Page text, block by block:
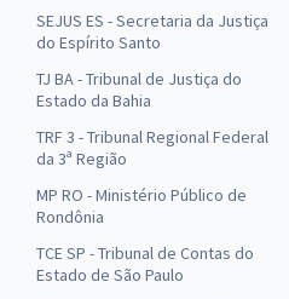
SEJUS ES - Secretaria da Justiça
do Espírito Santo
TJ BA - Tribunal de Justiça do
Estado da Bahia
TRF 3 - Tribunal Regional Federal
da 3ª Região
MP RO - Ministério Público de
Rondônia
TCE SP - Tribunal de Contas do
Estado de São Paulo